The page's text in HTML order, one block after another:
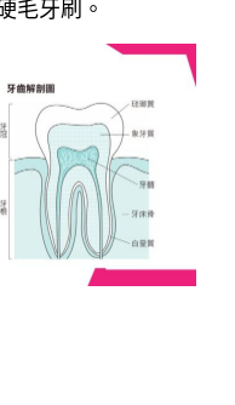
毛牙刷。